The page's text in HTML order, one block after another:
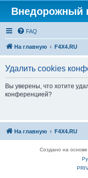
Внедорожный
FAQ
На главную F4X4.RU
Удалить cookies
Вы уверены, что хотите
конференцией?
На главную F4X4.RU
Создано на основе